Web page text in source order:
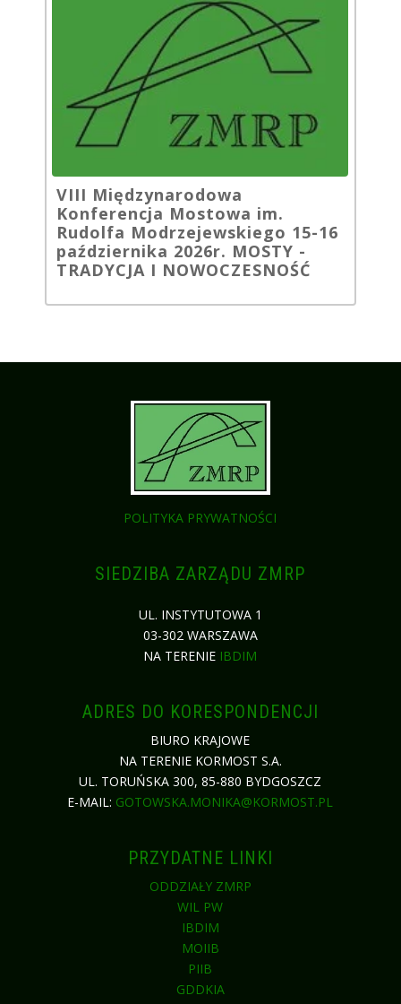
VIII Międzynarodowa
Konferencja Mostowa im.
Rudolfa Modrzejewskiego 15-16
października 2026r. MOSTY -
TRADYCJA I NOWOCZESNOŚĆ
POLITYKA PRYWATNOŚCI
SIEDZIBA ZARZĄDU ZMRP
UL. INSTYTUTOWA 1
03-302 WARSZAWA
NA TERENIE IBDIM
ADRES DO KORESPONDENCJI
BIURO KRAJOWE
NA TERENIE KORMOST S.A.
UL. TORUŃSKA 300, 85-880 BYDGOSZCZ
E-MAIL: GOTOWSKA.MONIKA@KORMOST.PL
PRZYDATNE LINKI
ODDZIAŁY ZMRP
WIL PW
IBDIM
MOIIB
PIIB
GDDKIA